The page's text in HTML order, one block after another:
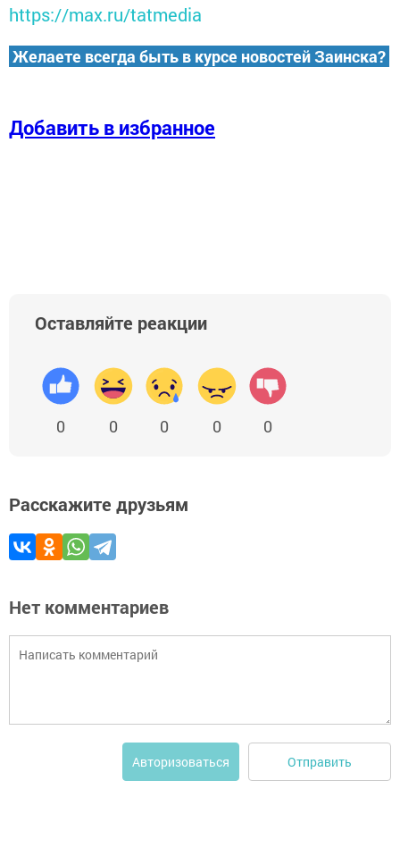
https://max.ru/tatmedia
Желаете всегда быть в курсе новостей Заинска?
Добавить в избранное
Оставляйте реакции
0 0 0 0 0
Расскажите друзьям
Нет комментариев
Авторизоваться Отправить